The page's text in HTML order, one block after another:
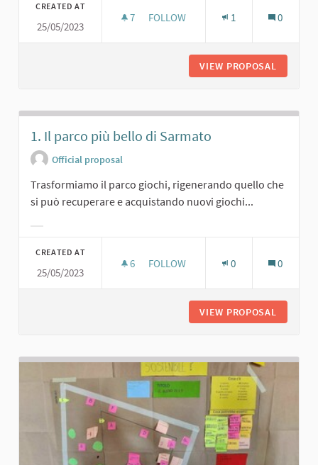
CREATED AT
25/05/2023
7 7 FOLLOWERS
FOLLOW 1 0
VIEW PROPOSAL
1. Il parco più bello di Sarmato
Official proposal
Trasformiamo il parco giochi, rigenerando quello che
si può recuperare e acquistando nuovi giochi...
CREATED AT
25/05/2023
6 6 FOLLOWERS
FOLLOW 0 0
VIEW PROPOSAL